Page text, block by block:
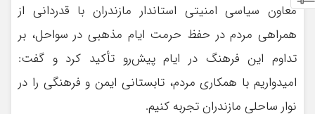
معاون سیاسی امنیتی استاندار مازندران با قدردانی از
همراهی مردم در حفظ حرمت ایام مذهبی در سواحل، بر
تداوم این فرهنگ در ایام پیش‌رو تأکید کرد و گفت:
امیدواریم با همکاری مردم، تابستانی ایمن و فرهنگی را در
نوار ساحلی مازندران تجربه کنیم.